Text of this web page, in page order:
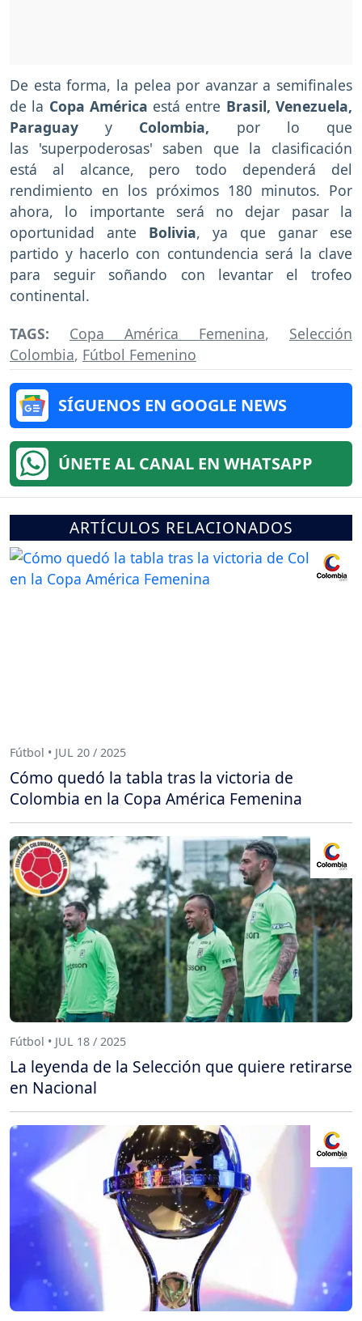
De esta forma, la pelea por avanzar a semifinales
de la Copa América está entre Brasil, Venezuela,
Paraguayy Colombia, por lo que
las 'superpoderosas' saben que la clasificación
está al alcance, pero todo dependerá del
rendimiento en los próximos 180 minutos. Por
ahora, lo importante será no dejar pasar la
oportunidad ante Bolivia, ya que ganar ese
partido y hacerlo con contundencia será la clave
para seguir soñando con levantar el trofeo
continental.
TAGS: Copa América Femenina, Selección
Colombia, Fútbol Femenino
SÍGUENOS EN GOOGLE NEWS
ÚNETE AL CANAL EN WHATSAPP
ARTÍCULOS RELACIONADOS
Fútbol • JUL 20 / 2025
Cómo quedó la tabla tras la victoria de
Colombia en la Copa América Femenina
Fútbol • JUL 18 / 2025
La leyenda de la Selección que quiere retirarse
en Nacional